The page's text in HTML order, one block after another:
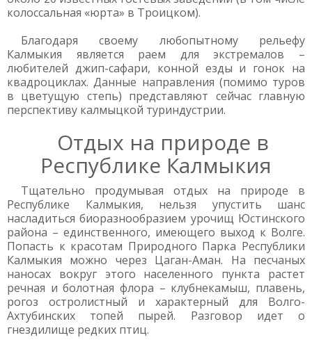
колоссальная «юрта» в Троицком).
Благодаря своему любопытному рельефу
Калмыкия является раем для экстремалов –
любителей джип-сафари, конной езды и гонок на
квадроциклах. Данные направления (помимо туров
в цветущую степь) представляют сейчас главную
перспективу калмыцкой туриндустрии.
Отдых на природе в
Республике Калмыкия
Тщательно продумывая отдых на природе в
Республике Калмыкия, нельзя упустить шанс
насладиться биоразнообразием урочищ Юстинского
района – единственного, имеющего выход к Волге.
Попасть к красотам Природного Парка Республики
Калмыкия можно через Цаган-Аман. На песчаных
наносах вокруг этого населенного пункта растет
речная и болотная флора – клубнекамыш, плавень,
рогоз остролистный и характерный для Волго-
Ахтубинских топей пырей. Разговор идет о
гнездилище редких птиц.